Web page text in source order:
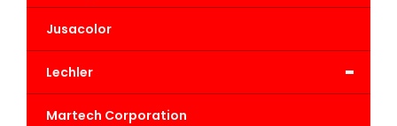
Jusacolor
-
Lechler
Martech Corporation